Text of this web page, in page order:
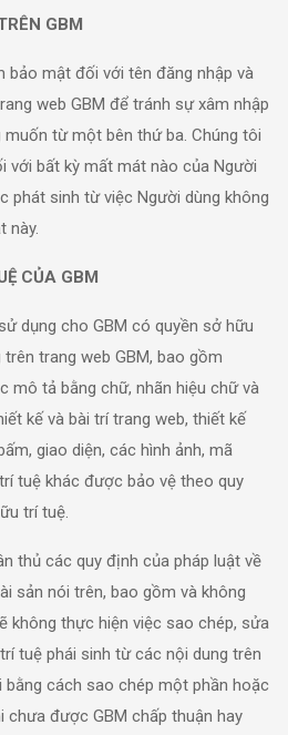
GBM
bảo mật đối với tên đăng nhập và
web GBM để tránh sự xâm nhập
từ một bên thứ ba. Chúng tôi
với bất kỳ mất mát nào của Người
phát sinh từ việc Người dùng không
này.
CỦA GBM
dụng cho GBM có quyền sở hữu
trang web GBM, bao gồm
mô tả bằng chữ, nhãn hiệu chữ và
kế và bài trí trang web, thiết kế
giao diện, các hình ảnh, mã
tuệ khác được bảo vệ theo quy
trí tuệ.
thủ các quy định của pháp luật về
sản nói trên, bao gồm và không
không thực hiện việc sao chép, sửa
tuệ phái sinh từ các nội dung trên
bằng cách sao chép một phần hoặc
chưa được GBM chấp thuận hay